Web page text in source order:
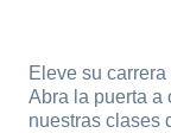
Eleve su
Abra la puerta a
nuestras clases